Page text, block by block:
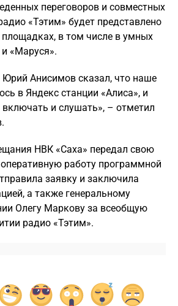
переговоров и совместных
«Тэтим» будет представлено
в том числе в умных
«Маруся».
Юрий Анисимов сказал, что наше
в Яндекс станции «Алиса», и
и слушать», – отметил
НВК «Саха» передал свою
работу программной
заявку и заключила
а также генеральному
Олегу Маркову за всеобщую
радио «Тэтим».